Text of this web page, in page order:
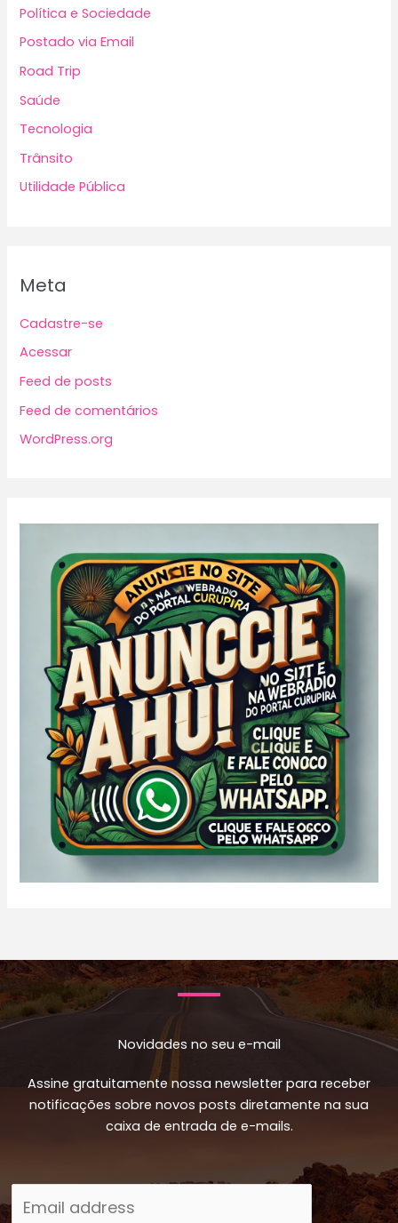
Política e Sociedade
Postado via Email
Road Trip
Saúde
Tecnologia
Trânsito
Utilidade Pública
Meta
Cadastre-se
Acessar
Feed de posts
Feed de comentários
WordPress.org
Novidades no seu e-mail
Assine gratuitamente nossa newsletter para receber
notificações sobre novos posts diretamente na sua
caixa de entrada de e-mails.